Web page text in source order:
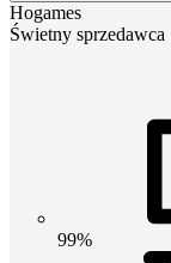
Hogames
Świetny sprzedawca
99%